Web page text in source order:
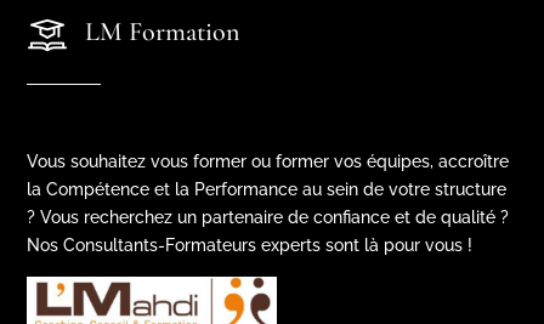
LM Formation
Vous souhaitez vous former ou former vos équipes, accroître
la Compétence et la Performance au sein de votre structure
? Vous recherchez un partenaire de confiance et de qualité ?
Nos Consultants-Formateurs experts sont là pour vous !